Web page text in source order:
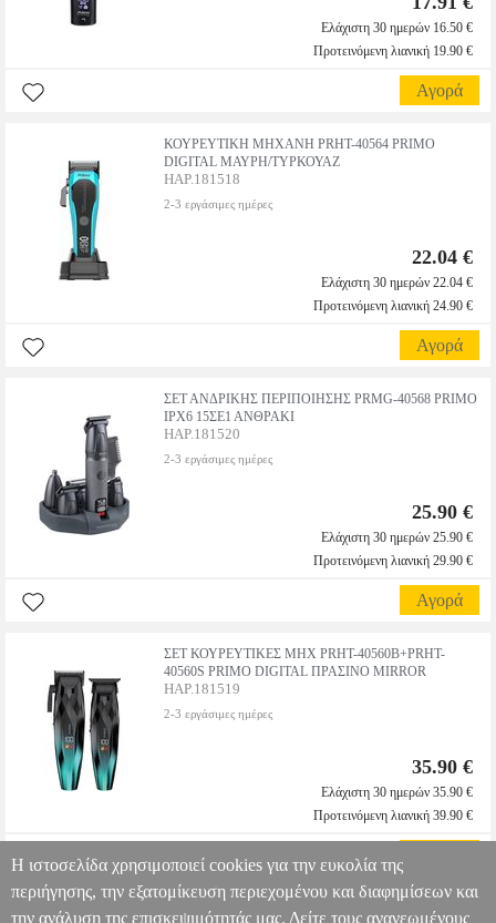
Ελάχιστη 30 ημερών 16.50 €
Προτεινόμενη λιανική 19.90 €
Αγορά
ΚΟΥΡΕΥΤΙΚH ΜΗΧΑΝH PRΗΤ-40564 PRIMO
DIGITAL ΜΑΥΡΗ/ΤΥΡΚΟΥΑΖ
HAP.181518
2-3 εργάσιμες ημέρες
22.04 €
Ελάχιστη 30 ημερών 22.04 €
Προτεινόμενη λιανική 24.90 €
Αγορά
ΣΕΤ ΑΝΔΡΙΚΗΣ ΠΕΡΙΠΟΙΗΣΗΣ PRMG-40568 PRIMO
IPX6 15ΣΕ1 ΑΝΘΡΑΚΙ
HAP.181520
2-3 εργάσιμες ημέρες
25.90 €
Ελάχιστη 30 ημερών 25.90 €
Προτεινόμενη λιανική 29.90 €
Αγορά
ΣΕΤ ΚΟΥΡΕΥΤΙΚΕΣ ΜΗΧ PRΗΤ-40560B+PRHT-
40560S PRIMO DIGITAL ΠΡΑΣΙΝΟ MIRROR
HAP.181519
2-3 εργάσιμες ημέρες
35.90 €
Ελάχιστη 30 ημερών 35.90 €
Προτεινόμενη λιανική 39.90 €
Η ιστοσελίδα χρησιμοποιεί cookies για την ευκολία της
περιήγησης, την εξατομίκευση περιεχομένου και διαφημίσεων και
την ανάλυση της επισκεψιμότητάς μας. Δείτε τους ανανεωμένους